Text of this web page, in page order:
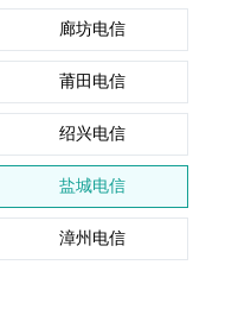
廊坊电信
莆田电信
绍兴电信
盐城电信
漳州电信